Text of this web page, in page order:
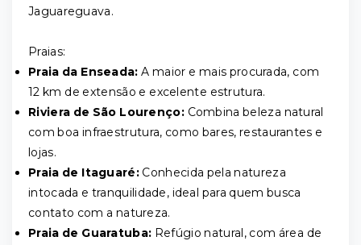
Jaguareguava.
Praias:
Praia da Enseada: A maior e mais procurada, com
12 km de extensão e excelente estrutura.
Riviera de São Lourenço:Combina beleza natural
com boa infraestrutura, como bares, restaurantes e
lojas.
Praia de Itaguaré:Conhecida pela natureza
intocada e tranquilidade, ideal para quem busca
contato com a natureza.
Praia de Guaratuba: Refúgio natural, com área de